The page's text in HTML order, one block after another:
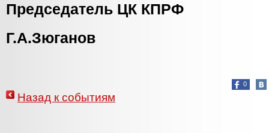
Председатель ЦК КПРФ
Г.А.Зюганов
0
Назад к событиям